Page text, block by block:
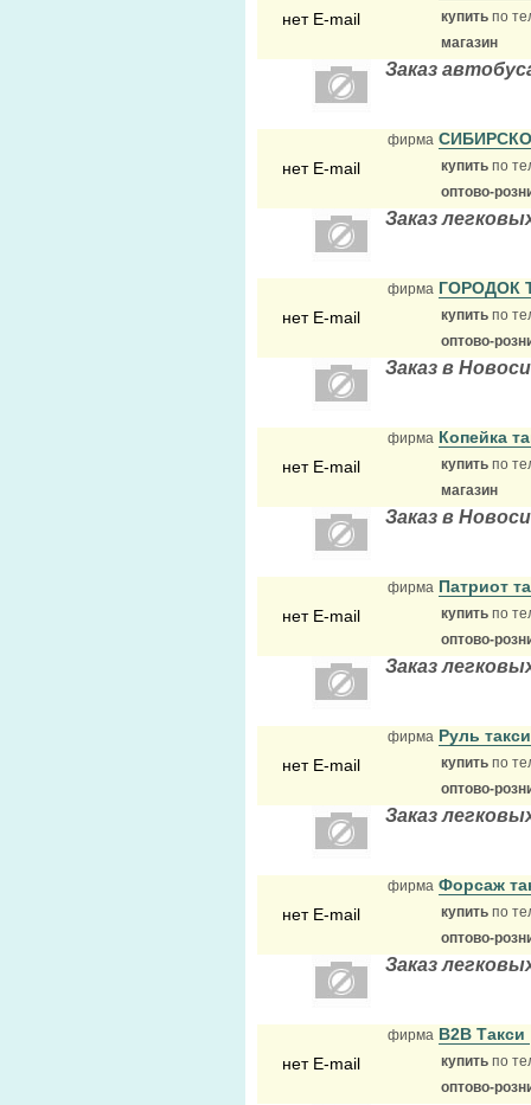
нет E-mail купить по
магазин
Заказ
нет E-mail
фирма
купить по
оптово-
Заказ
нет E-mail
фирма ГОРОДОК
купить по
оптово-
Заказ в
нет E-mail
фирма Копейка
купить по
магазин
Заказ в
нет E-mail
фирма Патриот
купить по
оптово-
Заказ
нет E-mail
фирма Руль
купить по
оптово-
Заказ
нет E-mail
фирма Форсаж
купить по
оптово-
Заказ
нет E-mail
фирма B2B Такси
купить по
оптово-